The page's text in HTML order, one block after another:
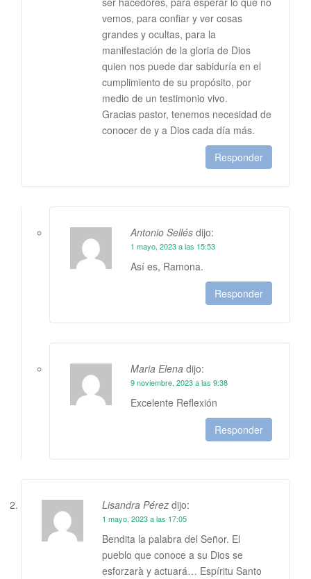
vemos, para confiar y ver cosas
grandes y ocultas, para la
manifestación de la gloria de Dios
quien nos puede dar sabiduría en el
cumplimiento de su propósito, por
medio de un testimonio vivo.
Gracias pastor, tenemos necesidad de
conocer de y a Dios cada día más.
Responder
Antonio Sellés dijo:
1 mayo, 2023 a las 15:53
Así es, Ramona.
Responder
Maria Elena dijo:
9 noviembre, 2023 a las 9:38
Excelente Reflexión
Responder
Lisandra Pérez dijo:
1 mayo, 2023 a las 17:05
Bendita la palabra del Señor. El
pueblo que conoce a su Dios se
esforzarà y actuará… Espíritu Santo